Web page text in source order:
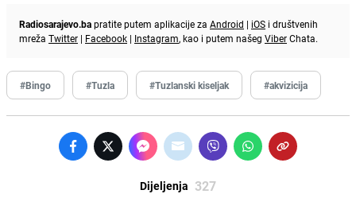
Radiosarajevo.bapratite putem aplikacije za Android | iOS i društvenih
mreža Twitter | Facebook | Instagram, kao i putem našeg ViberChata.
#Bingo #Tuzla #Tuzlanski kiseljak #akvizicija
Dijeljenja 327